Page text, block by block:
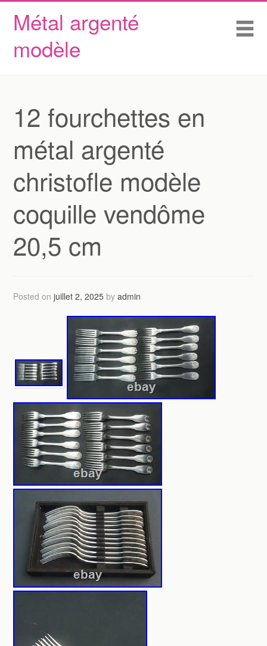
Métal argenté
modèle
Skip to content
Accueil
Conditions d’utilisation
12 fourchettes en
métal argenté
christofle modèle
coquille vendôme
20,5 cm
Posted onjuillet 2, 2025 byadmin